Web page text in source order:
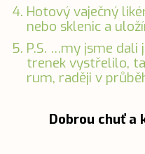
Hotový vaječný
nebo sklenic a
P.S. …my jsme
trenek vystřelilo,
rum, raději v
Dobrou chuť a